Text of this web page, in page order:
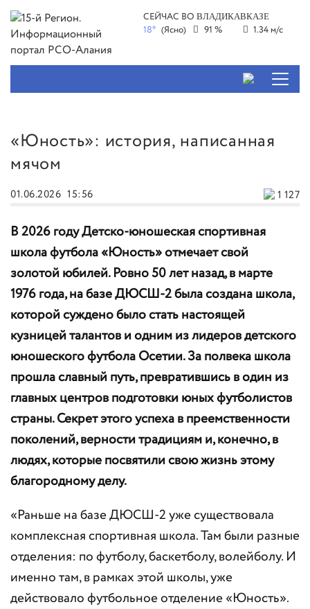
СЕЙЧАС ВОВЛАДИКАВКАЗЕ
18° (Ясно) 91 % 1.34 м/с
«Юность»: история, написанная
мячом
01.06.2026 15:56 1 127
В 2026 году Детско-юношеская спортивная
школа футбола «Юность» отмечает свой
золотой юбилей. Ровно 50 лет назад, в марте
1976 года, на базе ДЮСШ-2 была создана школа,
которой суждено было стать настоящей
кузницей талантов и одним из лидеров детского
юношеского футбола Осетии. За полвека школа
прошла славный путь, превратившись в один из
главных центров подготовки юных футболистов
страны. Секрет этого успеха в преемственности
поколений, верности традициям и, конечно, в
людях, которые посвятили свою жизнь этому
благородному делу.
«Раньше на базе ДЮСШ-2 уже существовала
комплексная спортивная школа. Там были разные
отделения: по футболу, баскетболу, волейболу. И
именно там, в рамках этой школы, уже
действовало футбольное отделение «Юность».